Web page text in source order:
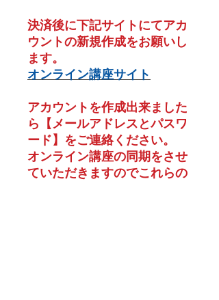
決済後に下記サイトにてアカ
ウントの新規作成をお願いし
ます。
オンライン講座サイト
アカウントを作成出来ました
ら【メールアドレスとパスワ
ード】をご連絡ください。
オンライン講座の同期をさせ
ていただきますのでこれらの